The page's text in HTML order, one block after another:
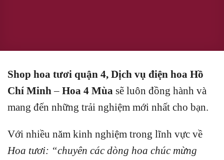
Shop hoa tươi quận 4, Dịch vụ điện hoa Hồ
Chí Minh – Hoa 4 Mùa sẽ luôn đồng hành và
mang đến những trải nghiệm mới nhất cho bạn.
Với nhiều năm kinh nghiệm trong lĩnh vực về
Hoa tươi: “chuyên các dòng hoa chúc mừng